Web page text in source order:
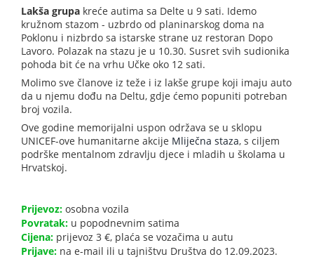
Lakša grupa kreće autima sa Delte u 9 sati. Idemo
kružnom stazom - uzbrdo od planinarskog doma na
Poklonu i nizbrdo sa istarske strane uz restoran Dopo
Lavoro. Polazak na stazu je u 10.30. Susret svih sudionika
pohoda bit će na vrhu Učke oko 12 sati.
Molimo sve članove iz teže i iz lakše grupe koji imaju auto
da u njemu dođu na Deltu, gdje ćemo popuniti potreban
broj vozila.
Ove godine memorijalni uspon održava se u sklopu
UNICEF-ove humanitarne akcije Mliječna staza, s ciljem
podrške mentalnom zdravlju djece i mladih u školama u
Hrvatskoj.
Prijevoz: osobna vozila
Povratak: u popodnevnim satima
Cijena: prijevoz 3 €, plaća se vozačima u autu
Prijave: na e-mail ili u tajništvu Društva do 12.09.2023.